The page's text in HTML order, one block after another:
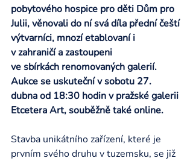
pobytového hospice pro děti Dům pro
Julii, věnovali do ní svá díla přední čeští
výtvarníci, mnozí etablovaní i
v zahraničí a zastoupeni
ve sbírkách renomovaných galerií.
Aukce se uskuteční v sobotu 27.
dubna od 18:30 hodin v pražské galerii
Etcetera Art, souběžně také online.
Stavba unikátního zařízení, které je
prvním svého druhu v tuzemsku, se již